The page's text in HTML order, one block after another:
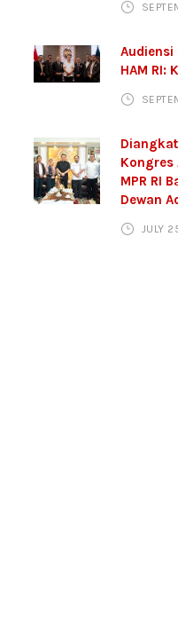
Audiensi
HAM RI:
Kongres
MPR RI
Dewan
JULY